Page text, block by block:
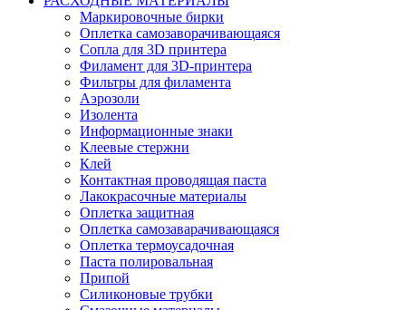
Маркировочные бирки
Оплетка самозаворачивающаяся
Сопла для 3D принтера
Филамент для 3D-принтера
Фильтры для филамента
Аэрозоли
Изолента
Информационные знаки
Клеевые стержни
Клей
Контактная проводящая паста
Лакокрасочные материалы
Оплетка защитная
Оплетка самозаварачивающаяся
Оплетка термоусадочная
Паста полировальная
Припой
Силиконовые трубки